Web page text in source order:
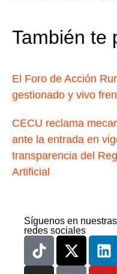
También te
El Foro de Acción
gestionado y vivo
CECU reclama
ante la entrada en
transparencia del
Artificial
Síguenos en nuestras
redes sociales